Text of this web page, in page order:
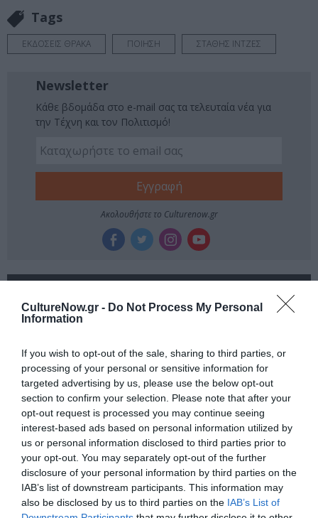
CultureNow.gr - Do Not Process My Personal
Information
If you wish to opt-out of the sale, sharing to third parties, or
processing of your personal or sensitive information for
targeted advertising by us, please use the below opt-out
section to confirm your selection. Please note that after your
opt-out request is processed you may continue seeing
interest-based ads based on personal information utilized by
us or personal information disclosed to third parties prior to
your opt-out. You may separately opt-out of the further
disclosure of your personal information by third parties on the
IAB’s list of downstream participants. This information may
also be disclosed by us to third parties on the IAB’s List of
Tags
ΕΚΔΟΣΕΙΣ ΘΡΑΚΑ ΠΟΙΗΣΗ ΣΤΑΘΗΣ ΙΝΤΖΕΣ
Newsletter
Κάθε βδομάδα στο e-mail σας τα τελευταία νέα για
την Τέχνη και τον Πολιτισμό!
Ακολουθήστε το Culturenow.gr
Αντόνιο Πόρτσια –
Φωνές: Ένα βιβλίο
ως εσωτερικός
διάλογος
Φιλίπ Κολλέν – Ο
μπάρμαν του Ritz:
Ένα κοινωνικό
ιστορικό βιβλίο